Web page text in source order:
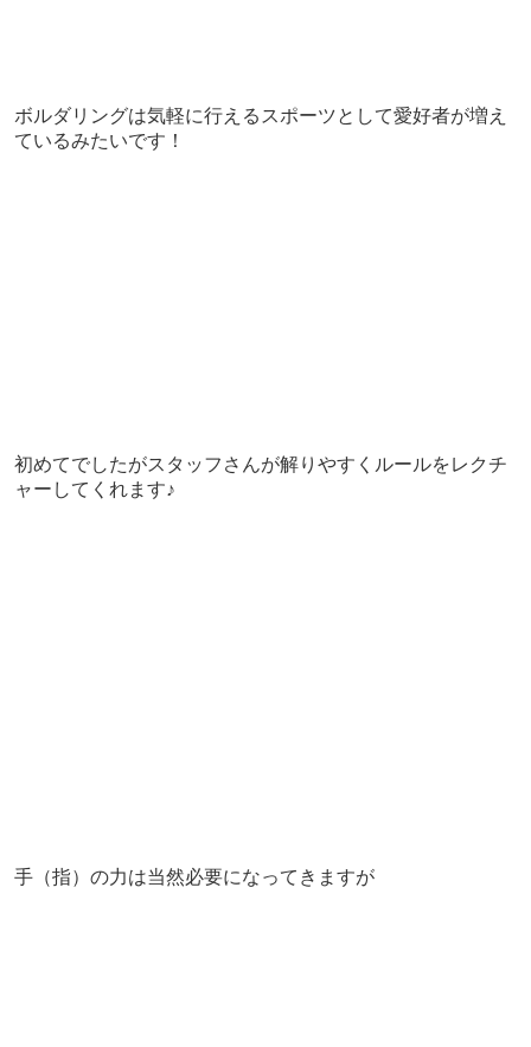
ボルダリングは気軽に行えるスポーツとして愛好者が増え
ているみたいです！
初めてでしたがスタッフさんが解りやすくルールをレクチ
ャーしてくれます♪
手（指）の力は当然必要になってきますが